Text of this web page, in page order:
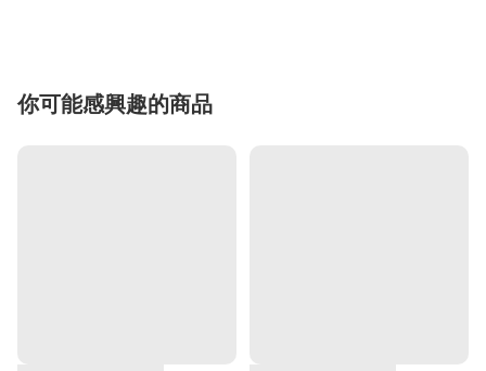
你可能感興趣的商品